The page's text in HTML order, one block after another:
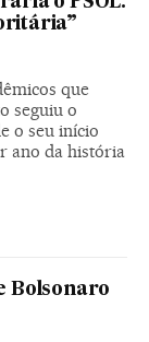
que
seguiu o
o seu início
ano da história
Bolsonaro